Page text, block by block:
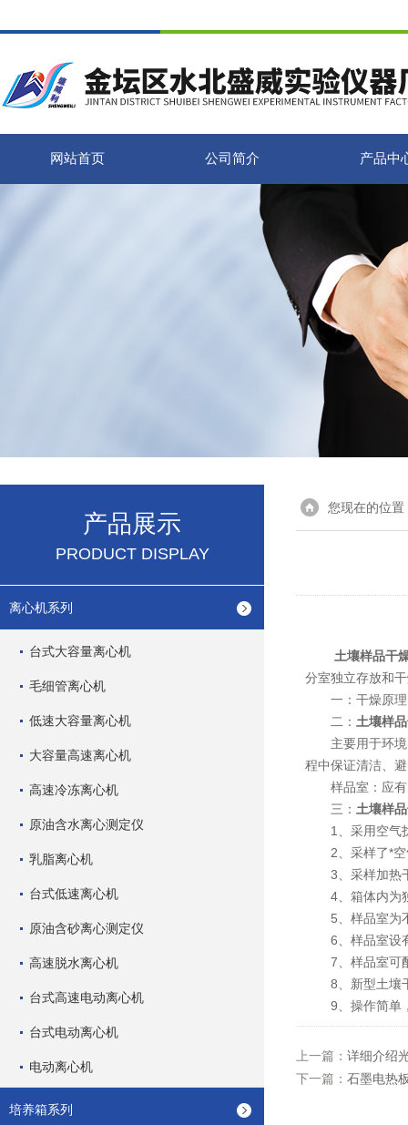
网站首页 公司简介 产品中
产品展示
PRODUCT DISPLAY
离心机系列
台式大容量离心机
毛细管离心机
低速大容量离心机
大容量高速离心机
高速冷冻离心机
原油含水离心测定仪
乳脂离心机
台式低速离心机
原油含砂离心测定仪
高速脱水离心机
台式高速电动离心机
台式电动离心机
电动离心机
培养箱系列
您现在的位置
土壤样品干
分室独立存放和
一：干燥原理
二： 土壤样
主要用于环境
程中保证清洁、
样品室：应有
三： 土壤样
1、采用空气扰
2、采样了*空
3、采样加热干
4、箱体内为独
5、样品室为不
6、样品室设有
7、样品室可配
8、新型土壤干
9、操作简单
上一篇： 详细介绍
下一篇： 石墨电热